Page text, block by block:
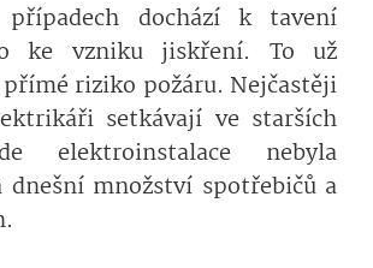
dochází k tavení
ke vzniku jiskření. To už
riziko požáru. Nejčastěji
setkávají ve starších
elektroinstalace nebyla
dnešní množství spotřebičů a